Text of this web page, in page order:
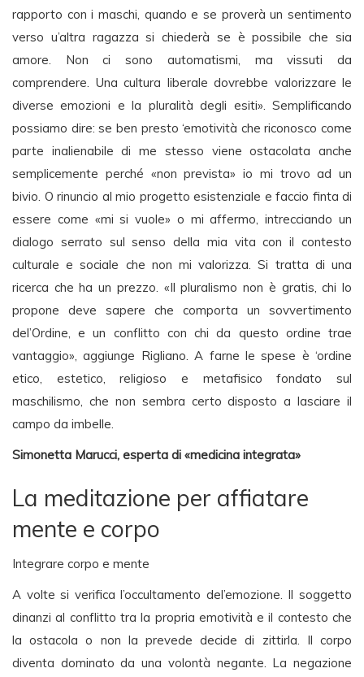
rapporto con i maschi, quando e se proverà un sentimento
verso u’altra ragazza si chiederà se è possibile che sia
amore. Non ci sono automatismi, ma vissuti da
comprendere. Una cultura liberale dovrebbe valorizzare le
diverse emozioni e la pluralità degli esiti». Semplificando
possiamo dire: se ben presto ‘emotività che riconosco come
parte inalienabile di me stesso viene ostacolata anche
semplicemente perché «non prevista» io mi trovo ad un
bivio. O rinuncio al mio progetto esistenziale e faccio finta di
essere come «mi si vuole» o mi affermo, intrecciando un
dialogo serrato sul senso della mia vita con il contesto
culturale e sociale che non mi valorizza. Si tratta di una
ricerca che ha un prezzo. «Il pluralismo non è gratis, chi lo
propone deve sapere che comporta un sovvertimento
del’Ordine, e un conflitto con chi da questo ordine trae
vantaggio», aggiunge Rigliano. A farne le spese è ‘ordine
etico, estetico, religioso e metafisico fondato sul
maschilismo, che non sembra certo disposto a lasciare il
campo da imbelle.
Simonetta Marucci, esperta di «medicina integrata»
La meditazione per affiatare
mente e corpo
Integrare corpo e mente
A volte si verifica l’occultamento del’emozione. Il soggetto
dinanzi al conflitto tra la propria emotività e il contesto che
la ostacola o non la prevede decide di zittirla. Il corpo
diventa dominato da una volontà negante. La negazione